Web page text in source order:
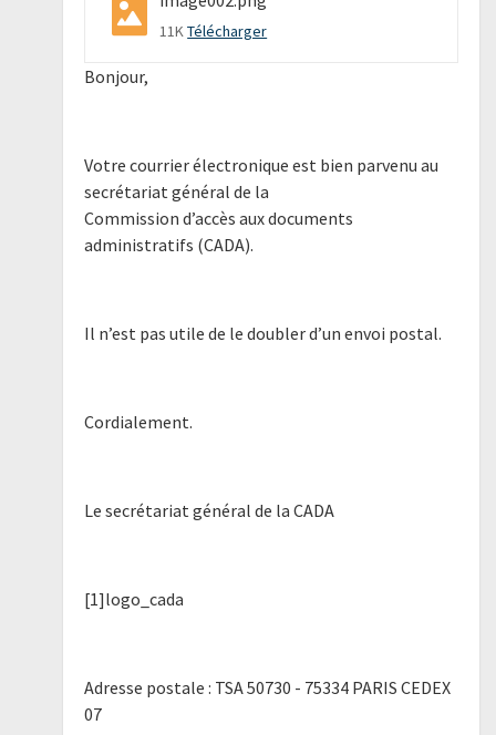
11KTélécharger
Bonjour,
Votre courrier électronique est bien parvenu au
secrétariat général de la
Commission d’accès aux documents
administratifs (CADA).
Il n’est pas utile de le doubler d’un envoi postal.
Cordialement.
Le secrétariat général de la CADA
[1]logo_cada
Adresse postale : TSA 50730 - 75334 PARIS CEDEX
07